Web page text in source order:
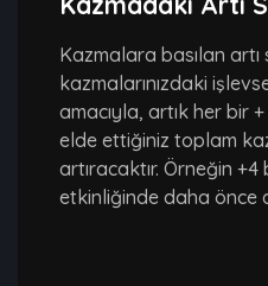
Kazmalara basılan artı
kazmalarınızdaki
amacıyla, artık her bir
elde ettiğiniz toplam
artıracaktır. Örneğin +4
etkinliğinde daha önce